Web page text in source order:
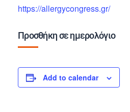
https://allergycongress.gr/
Προσθήκη σε ημερολόγιο
Add to calendar